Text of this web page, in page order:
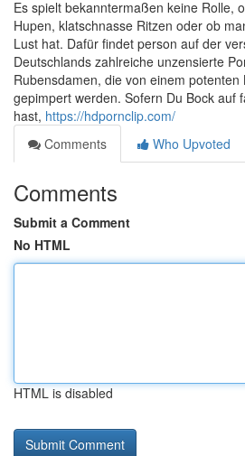
Es spielt bekanntermaßen keine Rolle,
Hupen, klatschnasse Ritzen oder ob
Lust hat. Dafür findet person auf der
Deutschlands zahlreiche unzensierte
Rubensdamen, die von einem potenten
gepimpert werden. Sofern Du Bock auf
hast, https://hdpornclip.com/
Comments
Who Upvoted
Comments
Submit a Comment
No HTML
HTML is disabled